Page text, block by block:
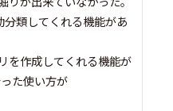
類してくれる機能があ
を作成してくれる機能が
た使い方が